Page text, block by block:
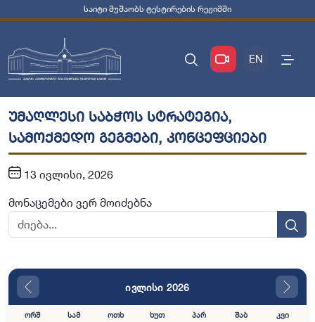
საიტი მუშაობს ტესტირების რეჟიმში
EN
უმაღლესი საბჭოს სტრატეგია,
სამოქმედო გეგმები, კონცეფციები
13 ივლისი, 2026
მონაცემები ვერ მოიძებნა
ივლისი 2026
ორშ სამ ოთხ ხუთ პარ შაბ კვი